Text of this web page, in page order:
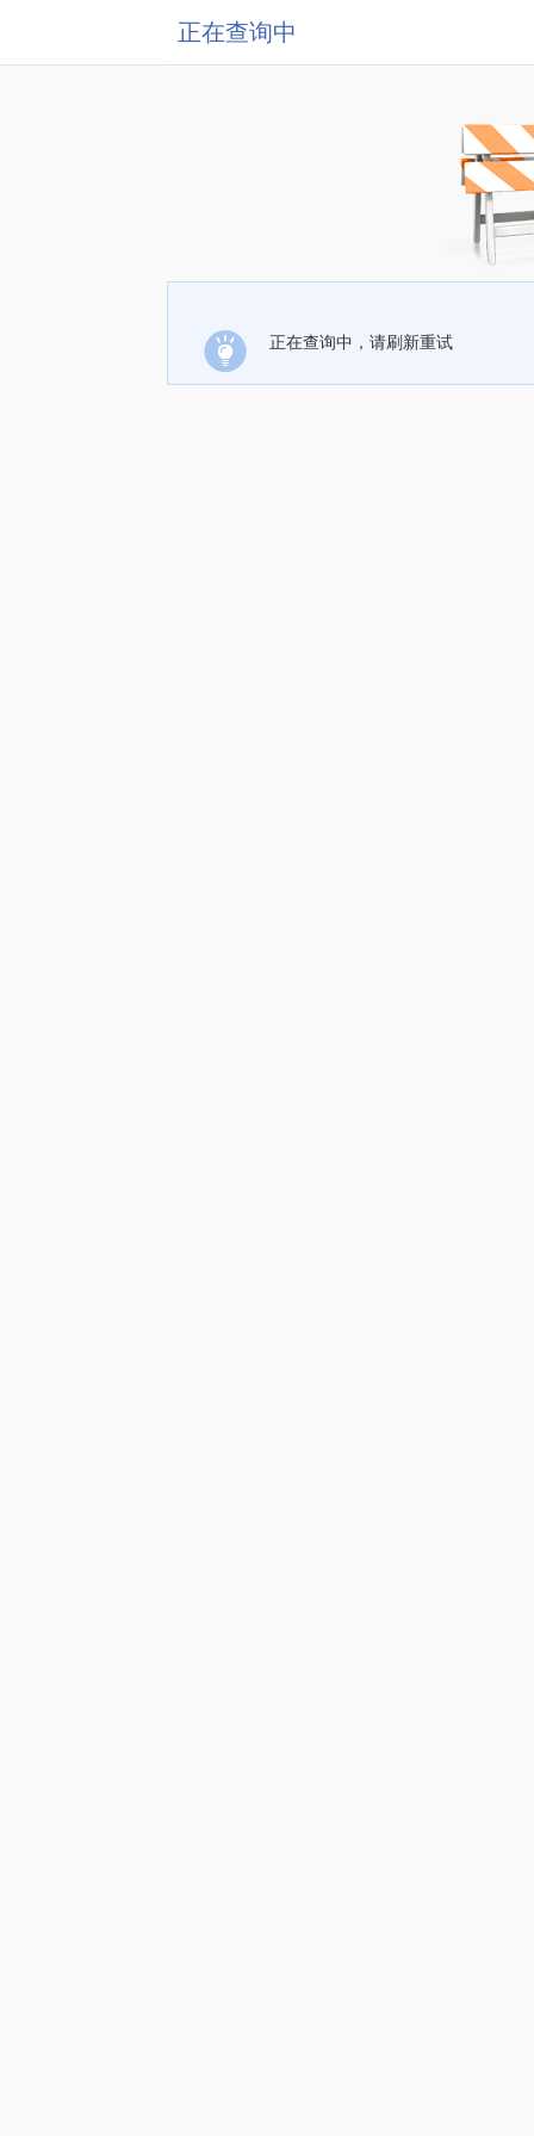
正在查询中
正在查询中，请刷新重试